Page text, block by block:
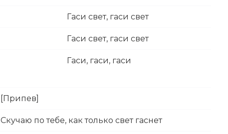
Гаси свет, гаси свет
Гаси свет, гаси свет
Гаси, гаси, гаси
[Припев]
Скучаю по тебе, как только свет гаснет